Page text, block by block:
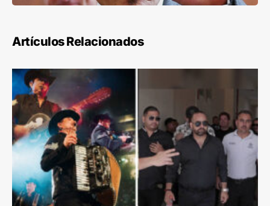
Artículos Relacionados